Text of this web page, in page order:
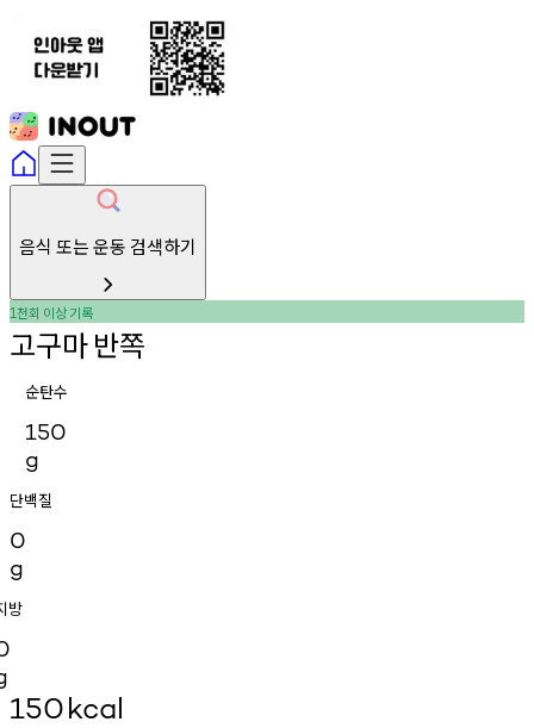
음식 또는 운동 검색하기
1천회 이상기록
고구마반쪽
순탄수
150
g
단백질
0
g
방
150kcal